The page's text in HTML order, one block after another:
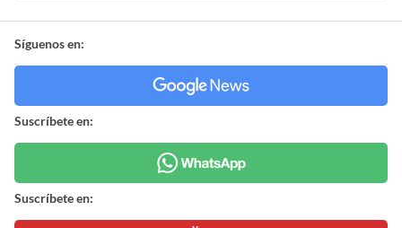
Síguenos en:
Suscríbete en:
Suscríbete en: